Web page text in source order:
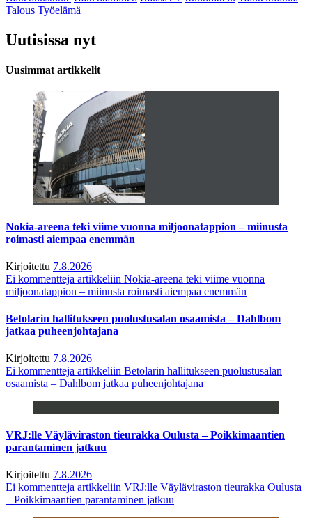
Talous Työelämä
Uutisissa nyt
Uusimmat artikkelit
Nokia-areena teki viime vuonna miljoonatappion – miinusta
roimasti aiempaa enemmän
Kirjoitettu 7.8.2026
Ei kommentteja artikkeliin Nokia-areena teki viime vuonna
miljoonatappion – miinusta roimasti aiempaa enemmän
Betolarin hallitukseen puolustusalan osaamista – Dahlbom
jatkaa puheenjohtajana
Kirjoitettu 7.8.2026
Ei kommentteja artikkeliin Betolarin hallitukseen puolustusalan
osaamista – Dahlbom jatkaa puheenjohtajana
VRJ:lle Väyläviraston tieurakka Oulusta – Poikkimaantien
parantaminen jatkuu
Kirjoitettu 7.8.2026
Ei kommentteja artikkeliin VRJ:lle Väyläviraston tieurakka Oulusta
– Poikkimaantien parantaminen jatkuu